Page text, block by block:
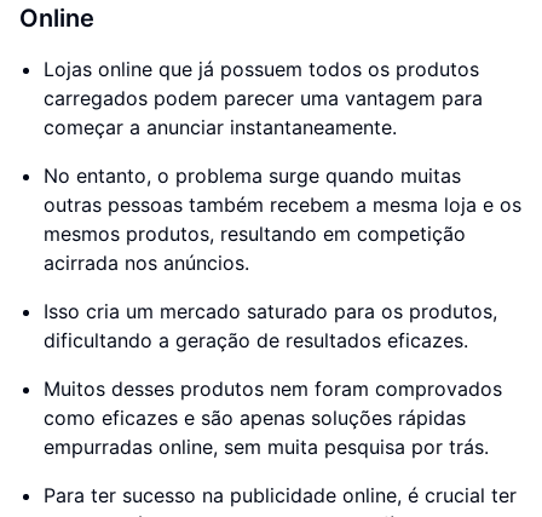
Online
Lojas online que já possuem todos os produtos
carregados podem parecer uma vantagem para
começar a anunciar instantaneamente.
No entanto, o problema surge quando muitas
outras pessoas também recebem a mesma loja e os
mesmos produtos, resultando em competição
acirrada nos anúncios.
Isso cria um mercado saturado para os produtos,
dificultando a geração de resultados eficazes.
Muitos desses produtos nem foram comprovados
como eficazes e são apenas soluções rápidas
empurradas online, sem muita pesquisa por trás.
Para ter sucesso na publicidade online, é crucial ter